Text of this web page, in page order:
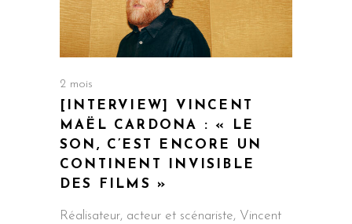
2 mois
[INTERVIEW] VINCENT
MAËL CARDONA : « LE
SON, C’EST ENCORE UN
CONTINENT INVISIBLE
DES FILMS »
Réalisateur, acteur et scénariste, Vincent